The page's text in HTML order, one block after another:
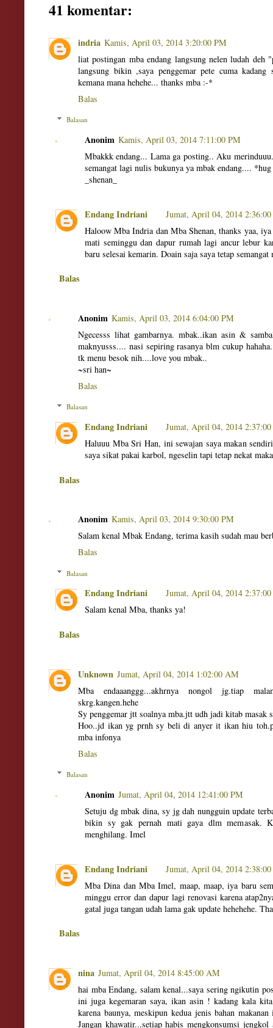
41 komentar:
indria Kamis, April 03, 2014 3:20:00 PM
liat postingan mba endang langsung nelen ludah deh
langsung bikin ,saya penggemar pete cuma kadang
kemana mana hehehe... thanks mba :-*
Balas
Balasan
Anonim Kamis, April 03, 2014 7:11:00 PM
Mbakkk endang... Lama ga posting.. Aku
semangat lagi nulis bukunya ya mbak endang.... *hug
_shenan_
Endang Indriani
Jumat, April 04, 2014
Haloow Mba Indria dan Mba Shenan, thanks yaa,
mati seminggu dan dapur rumah lagi ancur lebur
baru selesai kemarin. Doain saja saya tetap semangat
Balas
Anonim Kamis, April 03, 2014 6:04:00 PM
Ngecesss lihat gambarnya. mbak..ikan asin &
maknyusss.... nasi sepiring rasanya blm cukup
tk menu besok nih....love you mbak..
~sri han~
Balas
Balasan
Endang Indriani
Jumat, April 04, 2014
Haluuu Mba Sri Han, ini sewajan saya makan
saya sikat pakai karbol, ngeselin tapi tetap nekat
Balas
Anonim Kamis, April 03, 2014 9:30:00 PM
Salam kenal Mbak Endang, terima kasih sudah mau
Balas
Balasan
Endang Indriani
Jumat, April 04, 2014
Salam kenal Mba, thanks ya!
Balas
Unknown Jumat, April 04, 2014 1:02:00 AM
Mba endaaanggg...akhrnya nongol jg.tiap
skrg.kangen.hehe
Sy penggemar jtt soalnya mba.jtt udh jadi kitab masak
Hoo..jd ikan yg prnh sy beli di anyer it ikan hiu
mba infonya
Balas
Balasan
Anonim Jumat, April 04, 2014 12:41:00 PM
Setuju dg mbak dina, sy jg dah nungguin update
bikin sy gak pernah mati gaya dlm memasak.
menghilang. Imel
Endang Indriani
Jumat, April 04, 2014
Mba Dina dan Mba Imel, maap, maap, iya baru
minggu error dan dapur lagi renovasi karena
gatal juga tangan udah lama gak update hehehehe.
Balas
nina Jumat, April 04, 2014 8:45:00 AM
hai mba Endang, salam kenal...saya sering ngikutin
ini juga kegemaran saya, ikan asin ! kadang kala
karena baunya, meskipun kedua jenis bahan
Jangan khawatir...setiap habis mengkonsumsi